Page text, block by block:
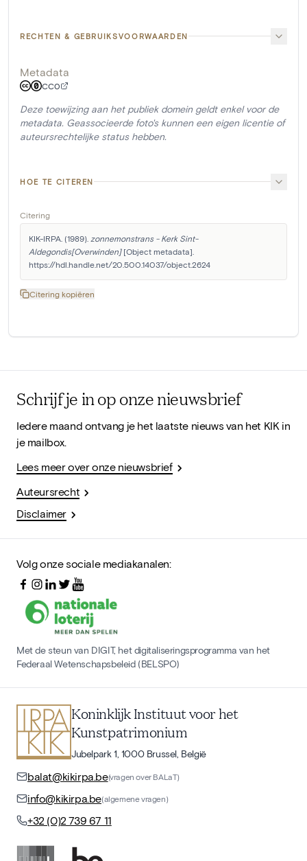
RECHTEN & GEBRUIKSVOORWAARDEN
Metadata
CC0
Deze toewijzing aan het publiek domein geldt enkel voor de
metadata. Geassocieerde foto's kunnen een eigen licentie of
auteursrechtelijke status hebben.
HOE TE CITEREN
Citering
KIK-IRPA. (1989). zonnemonstrans - Kerk Sint-
Aldegondis[Overwinden] [Object metadata].
https://hdl.handle.net/20.500.14037/object.2624
Citering kopiëren
Schrijf je in op onze nieuwsbrief
Iedere maand ontvang je het laatste nieuws van het KIK in
je mailbox.
Lees meer over onze nieuwsbrief
Auteursrecht
Disclaimer
Volg onze sociale mediakanalen:
Met de steun van DIGIT, het digitaliseringsprogramma van het
Federaal Wetenschapsbeleid (BELSPO)
Koninklijk Instituut voor het
Kunstpatrimonium
Jubelpark 1, 1000 Brussel, België
balat@kikirpa.be(vragen over BALaT)
info@kikirpa.be(algemene vragen)
+32 (0)2 739 67 11